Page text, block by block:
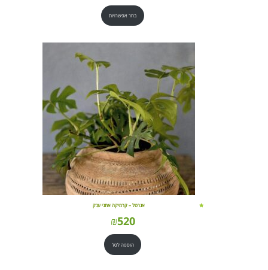
בחר אפשרויות
אגרטל – קרמיקה אתני ענק
₪520
הוספה לסל